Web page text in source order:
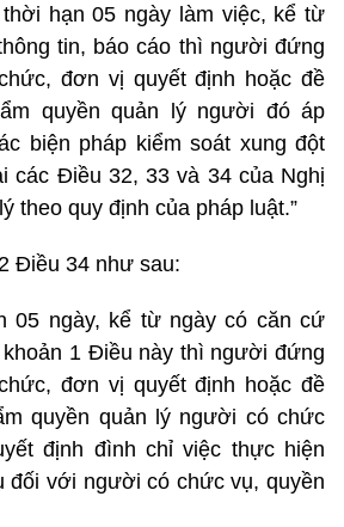
hạn 05 ngày làm việc, kể từ
tin, báo cáo thì người đứng
đơn vị quyết định hoặc đề
quyền quản lý người đó áp
biện pháp kiểm soát xung đột
các Điều 32, 33 và 34 của Nghị
theo quy định của pháp luật.”
Điều 34 như sau:
05 ngày, kể từ ngày có căn cứ
1 Điều này thì người đứng
đơn vị quyết định hoặc đề
quyền quản lý người có chức
định đình chỉ việc thực hiện
đối với người có chức vụ, quyền